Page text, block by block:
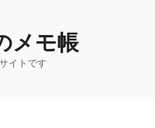
メモ帳
イトです